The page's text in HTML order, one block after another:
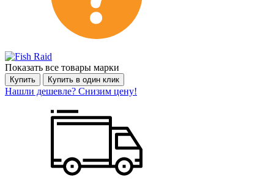
Показать все товары марки
Купить Купить в один клик
Нашли дешевле? Снизим цену!